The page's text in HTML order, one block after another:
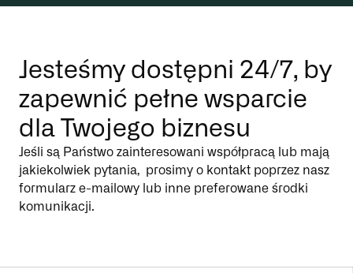
Jesteśmy dostępni 24/7, by
zapewnić pełne wsparcie
dla Twojego biznesu
Jeśli są Państwo zainteresowani współpracą lub mają
jakiekolwiek pytania, prosimy o kontakt poprzez nasz
formularz e-mailowy lub inne preferowane środki
komunikacji.